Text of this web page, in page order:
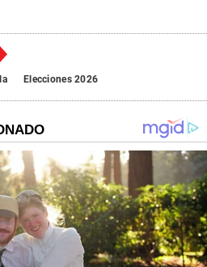
Elecciones 2026